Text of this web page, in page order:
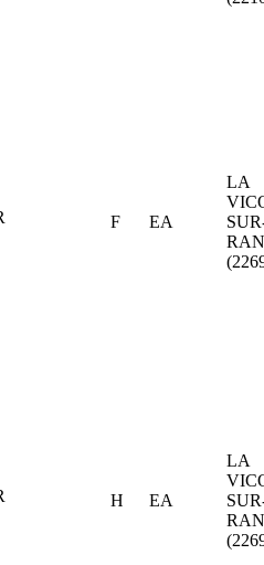
F EA
LA
H EA
LA